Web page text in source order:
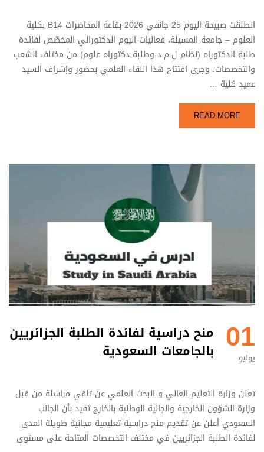
انطلقت صبيحة اليوم 25 جانفي 2026 بقاعة المحاضرات B14 بكلية
العلوم – جامعة المسيلة، فعاليات اليوم الدكتورالي المخصّص لفائدة
طلبة الدكتوراه (نظام ل.م.د وطلبة دكتوراه علوم) من مختلف الشعب
والتخصصات. وجرى افتتاح هذا اللقاء العلمي بحضور وإشراف السيد
عميد كلية …
READ MORE
01
يوليو
منح دراسية لفائدة الطلبة الجزائريين
بالجامعات السعودية
تعلن وزارة التعليم العالي و البحث العلمي عن تلقي مراسلة من قبل
وزارة الشؤون الخارجية والجالية الوطنية بالخارج تفيد بأن الجانب
السعودي أعلن عن تقديم منح دراسية تعليمية مجانية طويلة المدى
لفائدة الطلبة الجزائريين في مختلف التخصصات المتاحة على مستوى